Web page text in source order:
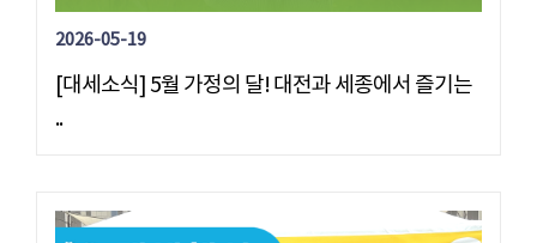
2026-05-19
[대세소식] 5월 가정의 달! 대전과 세종에서 즐기는
..